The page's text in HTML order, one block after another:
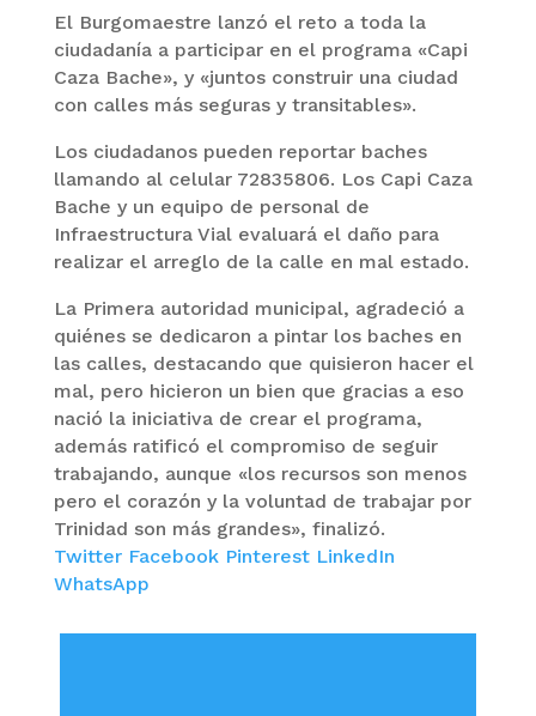
El Burgomaestre lanzó el reto a toda la
ciudadanía a participar en el programa «Capi
Caza Bache», y «juntos construir una ciudad
con calles más seguras y transitables».
Los ciudadanos pueden reportar baches
llamando al celular 72835806. Los Capi Caza
Bache y un equipo de personal de
Infraestructura Vial evaluará el daño para
realizar el arreglo de la calle en mal estado.
La Primera autoridad municipal, agradeció a
quiénes se dedicaron a pintar los baches en
las calles, destacando que quisieron hacer el
mal, pero hicieron un bien que gracias a eso
nació la iniciativa de crear el programa,
además ratificó el compromiso de seguir
trabajando, aunque «los recursos son menos
pero el corazón y la voluntad de trabajar por
Trinidad son más grandes», finalizó.
Twitter Facebook Pinterest LinkedIn
WhatsApp